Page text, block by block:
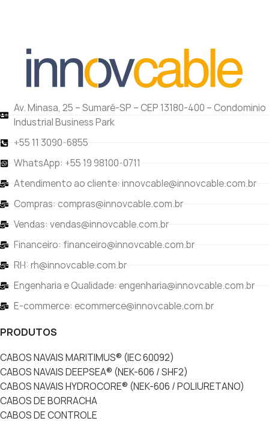
Av. Minasa, 25 – Sumaré-SP – CEP 13180-400 – Condominio
Industrial Business Park
+55 11 3090-6855
WhatsApp: +55 19 98100-0711
Atendimento ao cliente: innovcable@innovcable.com.br
Compras: compras@innovcable.com.br
Vendas: vendas@innovcable.com.br
Financeiro: financeiro@innovcable.com.br
RH: rh@innovcable.com.br
Engenharia e Qualidade: engenharia@innovcable.com.br
E-commerce: ecommerce@innovcable.com.br
PRODUTOS
CABOS NAVAIS MARITIMUS® (IEC 60092)
CABOS NAVAIS DEEPSEA® (NEK-606 / SHF2)
CABOS NAVAIS HYDROCORE® (NEK-606 / POLIURETANO)
CABOS DE BORRACHA
CABOS DE CONTROLE